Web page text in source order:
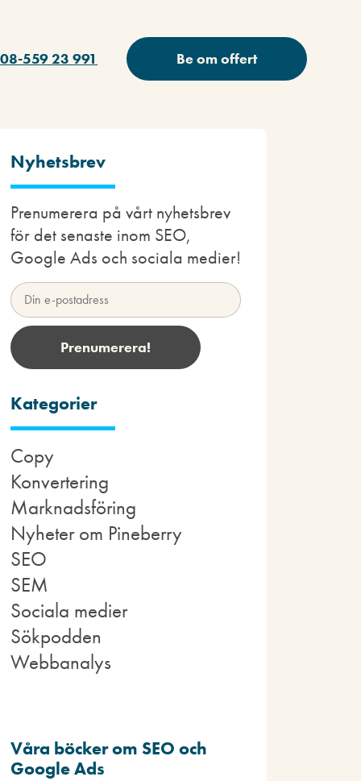
08-559 23 991 Be om offert
Nyhetsbrev
Prenumerera på vårt nyhetsbrev
för det senaste inom SEO,
Google Ads och sociala medier!
Kategorier
Copy
Konvertering
Marknadsföring
Nyheter om Pineberry
SEO
SEM
Sociala medier
Sökpodden
Webbanalys
Våra böcker om SEO och
Google Ads